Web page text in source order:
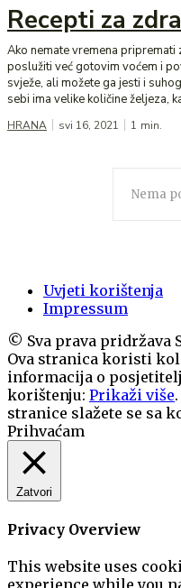
Recepti za
Ako nemate vremena pripremati
poslužiti već gotovim voćem i
svježe, ali možete ga jesti i
sebi ima velike količine željeza,
HRANA svi 16, 2021 1 min.
Nema
Uvjeti korištenja
Impressum
© Sva prava pridržava
Ova stranica koristi
informacija o
korištenju: Prikaži više
stranice slažete se sa
Prihvaćam
Zatvori
Privacy Overview
This website uses